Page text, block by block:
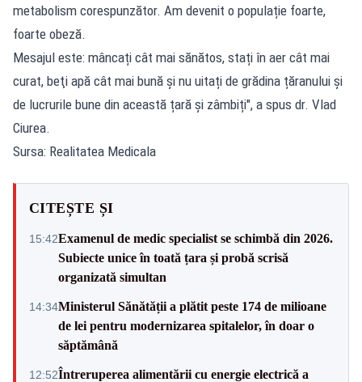
metabolism corespunzător. Am devenit o populație foarte,
foarte obeză.
Mesajul este: mâncați cât mai sănătos, stați în aer cât mai
curat, beţi apă cât mai bună și nu uitați de grădina țăranului și
de lucrurile bune din această țară și zâmbiți", a spus dr. Vlad
Ciurea.
Sursa: Realitatea Medicala
CITEȘTE ȘI
15:42Examenul de medic specialist se schimbă din 2026.
Subiecte unice în toată țara și probă scrisă
organizată simultan
14:34Ministerul Sănătății a plătit peste 174 de milioane
de lei pentru modernizarea spitalelor, în doar o
săptămână
12:52Întreruperea alimentării cu energie electrică a